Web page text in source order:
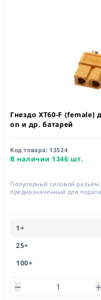
Гнездо XT60-F
on и др. батарей
Код товара: 13524
В наличии 1346 шт.
Популярный силовой
предназначенный для
1+
25+
100+